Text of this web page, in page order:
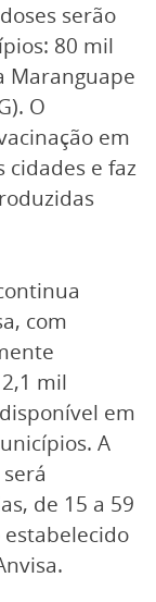
serão
80 mil
Maranguape
O
em
cidades e faz
com
mil
em
A
de 15 a 59